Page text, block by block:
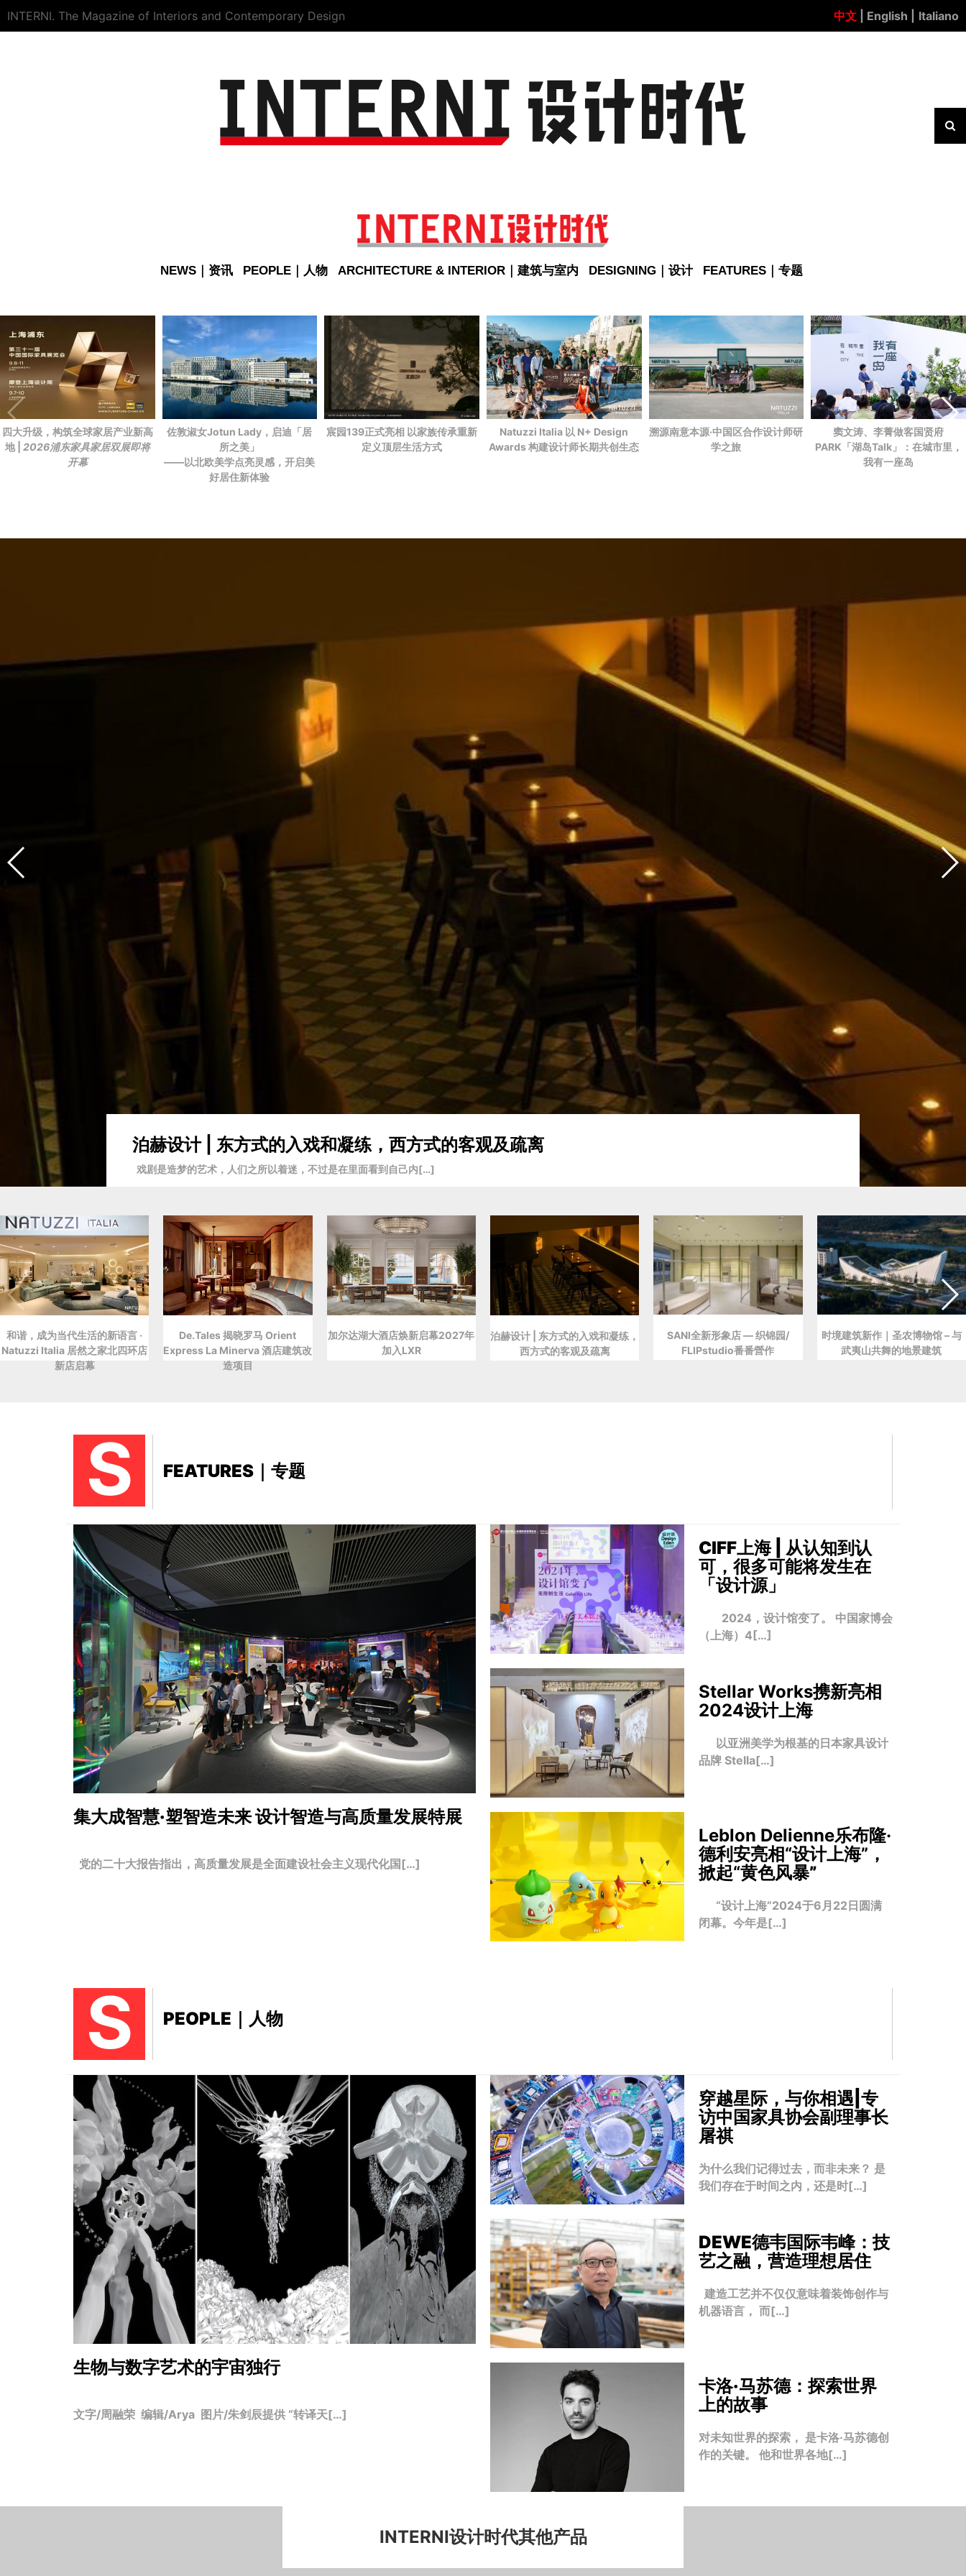
INTERNI. The Magazine of Interiors and Contemporary Design 中文 | English | Italiano
NEWS｜资讯 PEOPLE｜人物 ARCHITECTURE & INTERIOR｜建筑与室内 DESIGNING｜设计 FEATURES｜专题
四大升级，构筑全球家居产业新高
地 | 2026浦东家具家居双展即将
开幕
佐敦淑女Jotun Lady，启迪「居
所之美」
——以北欧美学点亮灵感，开启美
好居住新体验
宸园139正式亮相 以家族传承重新
定义顶层生活方式
Natuzzi Italia 以 N+ Design
Awards 构建设计师长期共创生态
溯源南意本源·中国区合作设计师研
学之旅
窦文涛、李菁做客国贤府
PARK 「湖岛Talk」：在城市里，
我有一座岛
泊赫设计 | 东方式的入戏和凝练，西方式的客观及疏离
戏剧是造梦的艺术，人们之所以着迷，不过是在里面看到自己内[…]
和谐，成为当代生活的新语言 ·
Natuzzi Italia 居然之家北四环店
新店启幕
De.Tales 揭晓罗马 Orient
Express La Minerva 酒店建筑改
造项目
加尔达湖大酒店焕新启幕2027年
加入LXR
泊赫设计 | 东方式的入戏和凝练，
西方式的客观及疏离
SANI全新形象店 — 织锦园/
FLIPstudio番番營作
时境建筑新作｜圣农博物馆 – 与
武夷山共舞的地景建筑
S FEATURES｜专题
集大成智慧·塑智造未来设计智造与高质量发展特展
党的二十大报告指出，高质量发展是全面建设社会主义现代化国[…]
CIFF上海 | 从认知到认
可，很多可能将发生在
「设计源」
2024，设计馆变了。 中国家博会
（上海）4[…]
Stellar Works携新亮相
2024设计上海
以亚洲美学为根基的日本家具设计
品牌 Stella[…]
Leblon Delienne乐布隆·
德利安亮相“设计上海”，
掀起“黄色风暴”
“设计上海”2024于6月22日圆满
闭幕。今年是[…]
S PEOPLE｜人物
生物与数字艺术的宇宙独行
文字/周融荣 编辑/Arya 图片/朱剑辰提供 “转译天[…]
穿越星际，与你相遇|专
访中国家具协会副理事长
屠祺
为什么我们记得过去，而非未来？ 是
我们存在于时间之内，还是时[…]
DEWE德韦国际韦峰：技
艺之融，营造理想居住
建造工艺并不仅仅意味着装饰创作与
机器语言， 而[…]
卡洛·马苏德：探索世界
上的故事
对未知世界的探索， 是卡洛·马苏德创
作的关键。 他和世界各地[…]
INTERNI设计时代其他产品